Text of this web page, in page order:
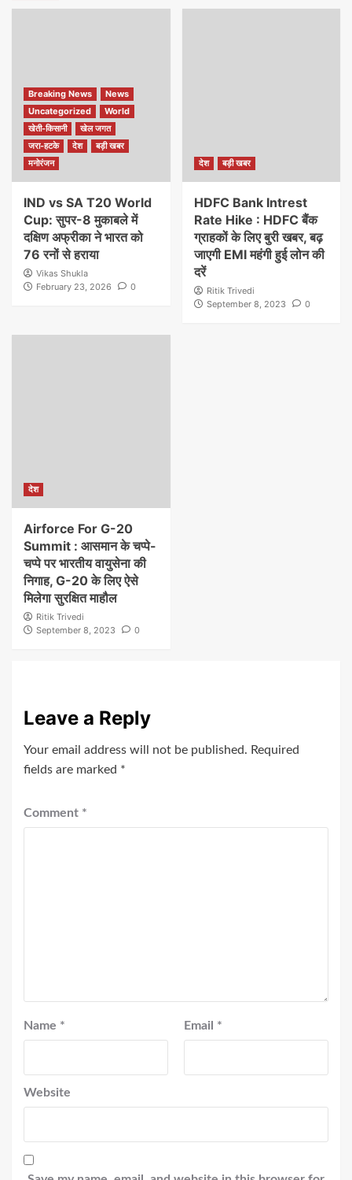
Breaking News
News
Uncategorized
World
खेती-किसानी
खेल जगत
जरा-हटके
देश
बड़ी खबर
मनोरंजन
IND vs SA T20 World
Cup: सुपर-8 मुकाबले में
दक्षिण अफ्रीका ने भारत को
76 रनों से हराया
Vikas Shukla
February 23, 2026
0
देश बड़ी खबर
HDFC Bank Intrest
Rate Hike : HDFC बैंक
ग्राहकों के लिए बुरी खबर, बढ़
जाएगी EMI महंगी हुई लोन की
दरें
Ritik Trivedi
September 8, 2023
0
देश
Airforce For G-20
Summit : आसमान के चप्पे-
चप्पे पर भारतीय वायुसेना की
निगाह, G-20 के लिए ऐसे
मिलेगा सुरक्षित माहौल
Ritik Trivedi
September 8, 2023
0
Leave a Reply
Your email address will not be published. Required
fields are marked *
Comment *
Name * Email *
Website